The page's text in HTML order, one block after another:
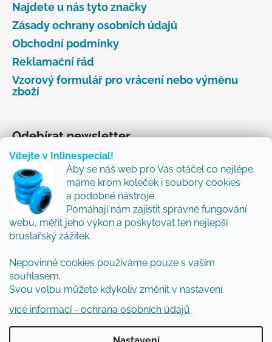
Vítejte v Inlinespecial!
Aby se náš web pro Vás otáčel co nejlépe
máme krom koleček i soubory cookies
a podobné nástroje.
Pomáhají nám zajistit správné fungování
webu, měřit jeho výkon a poskytovat ten nejlepší
bruslařský zážitek.
Nepovinné cookies používáme pouze s vaším
souhlasem.
Svou volbu můžete kdykoliv změnit v nastavení.
více informací - ochrana osobních údajů
Najdete u nás tyto značky
Zásady ochrany osobních údajů
Obchodní podmínky
Reklamační řád
Vzorový formulář pro vrácení nebo výměnu
zboží
Odebírat newsletter
Vložte svůj e-mail a my vám budeme zasílat informace
o nových produktech na našem e-shopu.
Přidejte se k nám a my Vám budeme zasílat ty nejlepší
novinky a tipy.
E-mail
Vložením e-mailu souhlasíte spodmínkami
ochrany osobních údajů
PŘIHLÁSIT SE